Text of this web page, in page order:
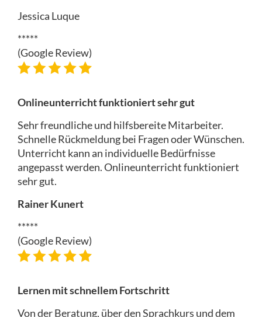
Jessica Luque
*****
(Google Review)
Onlineunterricht funktioniert sehr gut
Sehr freundliche und hilfsbereite Mitarbeiter.
Schnelle Rückmeldung bei Fragen oder Wünschen.
Unterricht kann an individuelle Bedürfnisse
angepasst werden. Onlineunterricht funktioniert
sehr gut.
Rainer Kunert
*****
(Google Review)
Lernen mit schnellem Fortschritt
Von der Beratung, über den Sprachkurs und dem